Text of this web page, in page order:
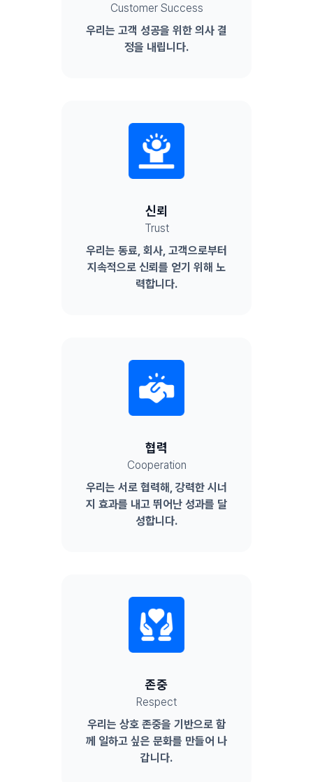
Customer Success
우리는 고객 성공을 위한 의사 결
정을 내립니다.
신뢰
Trust
우리는 동료, 회사, 고객으로부터
지속적으로 신뢰를 얻기 위해 노
력합니다.
협력
Cooperation
우리는 서로 협력해, 강력한 시너
지 효과를 내고 뛰어난 성과를 달
성합니다.
존중
Respect
우리는 상호 존중을 기반으로 함
께 일하고 싶은 문화를 만들어 나
갑니다.